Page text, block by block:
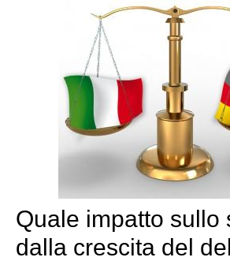
Quale impatto sullo
dalla crescita del